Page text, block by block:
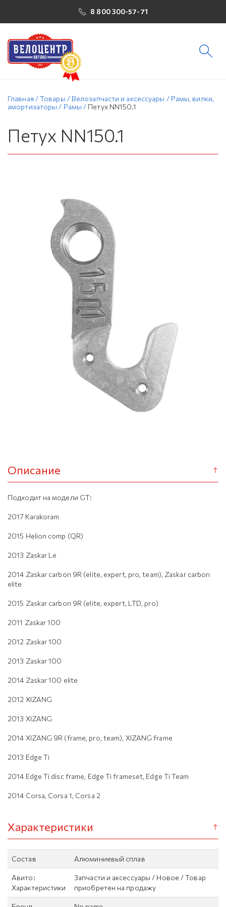
8 800 300-57-71
Главная /Товары / Велозапчасти и аксессуары / Рамы, вилки,
амортизаторы / Рамы / Петух NN150.1
Петух NN150.1
Описание
Подходит на модели GT:
2017 Karakoram
2015 Helion comp (QR)
2013 Zaskar Le
2014 Zaskar carbon 9R (elite, expert, pro, team), Zaskar carbon
elite
2015 Zaskar carbon 9R (elite, expert, LTD, pro)
2011 Zaskar 100
2012 Zaskar 100
2013 Zaskar 100
2014 Zaskar 100 elite
2012 XIZANG
2013 XIZANG
2014 XIZANG 9R (frame, pro, team), XIZANG frame
2013 Edge Ti
2014 Edge Ti disc frame, Edge Ti frameset, Edge Ti Team
2014 Corsa, Corsa 1, Corsa 2
Характеристики
Состав Алюминиевый сплав
Авито:
Характеристики
Запчасти и аксессуары / Новое / Товар
приобретен на продажу